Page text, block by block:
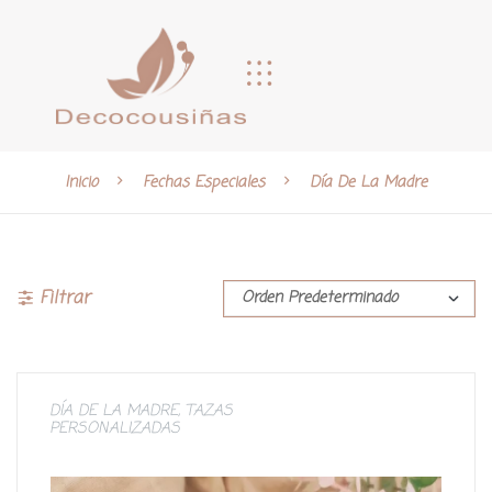
Inicio Fechas Especiales Día De La Madre
Filtrar
DÍA DE LA MADRE, TAZAS
PERSONALIZADAS